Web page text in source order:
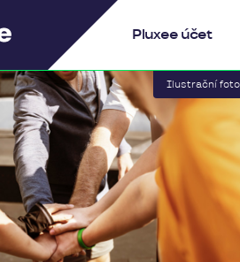
PluxeePluxee účet